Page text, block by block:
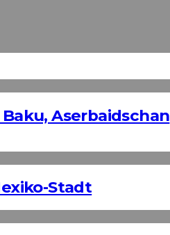
Aserbaidschan
Stadt